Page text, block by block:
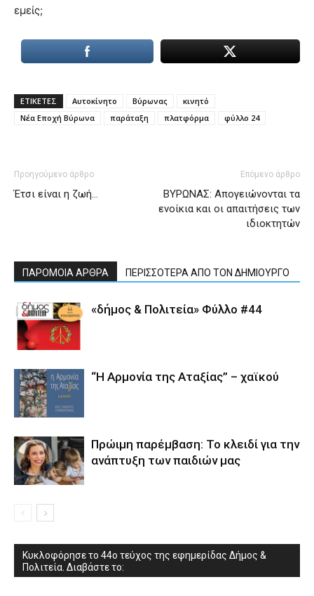
εμείς;
ΕΤΙΚΕΤΕΣ Αυτοκίνητο Βύρωνας
κινητό
Νέα Εποχή Βύρωνα
παράταξη πλατφόρμα φύλλο 24
Προηγούμενο άρθρο
Έτσι είναι η ζωή…
Επόμενο άρθρο
ΒΥΡΩΝΑΣ: Απογειώνονται τα
ενοίκια και οι απαιτήσεις των
ιδιοκτητών
ΠΑΡΟΜΟΙΑ ΑΡΘΡΑ ΠΕΡΙΣΣΟΤΕΡΑ ΑΠΟ ΤΟΝ ΔΗΜΙΟΥΡΓΟ
«δήμος & Πολιτεία» Φύλλο #44
“Η Αρμονία της Αταξίας” – χαϊκού
Πρώιμη παρέμβαση: Το κλειδί για την
ανάπτυξη των παιδιών µας
Κυκλοφόρησε το 44ο τεύχος της εφημερίδας Δήμος &
Πολιτεία. Διαβάστε το: